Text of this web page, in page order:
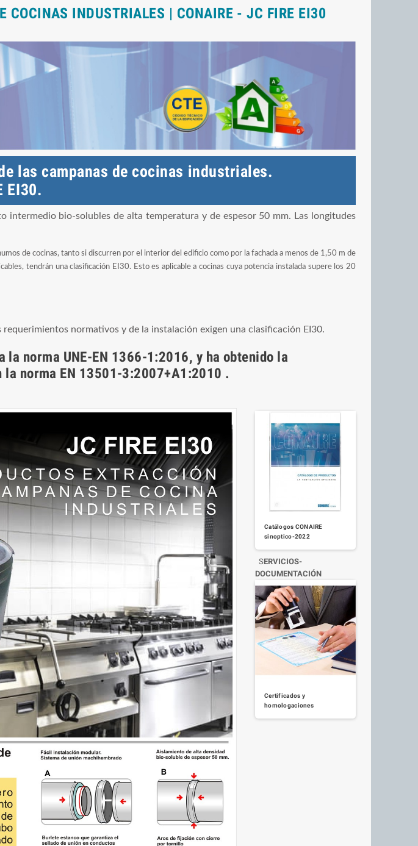
COCINAS INDUSTRIALES | CONAIRE - JC FIRE EI30
las campanas de cocinas industriales.
EI30.
bio-solubles de alta temperatura y de espesor 50 mm. Las longitudes
de cocinas, tanto si discurren por el interior del edificio como por la fachada a menos de 1,50 m de
tendrán una clasificación EI30. Esto es aplicable a cocinas cuya potencia instalada supere los 20
normativos y de la instalación exigen una clasificación EI30.
norma UNE-EN 1366-1:2016, y ha obtenido la
norma EN 13501-3:2007+A1:2010 .
Catálogos CONAIRE
sinoptico-2022
SERVICIOS-
DOCUMENTACIÓN
Certificados y
homologaciones